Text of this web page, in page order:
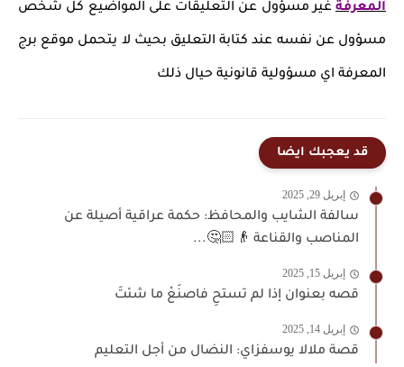
المعرفة غير مسؤول عن التعليقات على المواضيع كل شخص
مسؤول عن نفسه عند كتابة التعليق بحيث لا يتحمل موقع برج
المعرفة اي مسؤولية قانونية حيال ذلك
قد يعجبك ايضا
إبريل 29, 2025
سالفة الشايب والمحافظ: حكمة عراقية أصيلة عن
المناصب والقناعة 👴🏻🤔...
إبريل 15, 2025
قصه بعنوان إذا لم تستحِ فاصنَعْ ما شئتَ
إبريل 14, 2025
قصة ملالا يوسفزاي: النضال من أجل التعليم